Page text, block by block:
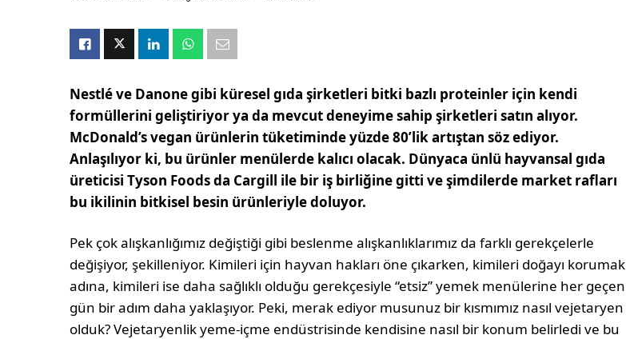
Nestlé ve Danone gibi küresel gıda şirketleri bitki bazlı proteinler için kendi
formüllerini geliştiriyor ya da mevcut deneyime sahip şirketleri satın alıyor.
McDonald’s vegan ürünlerin tüketiminde yüzde 80’lik artıştan söz ediyor.
Anlaşılıyor ki, bu ürünler menülerde kalıcı olacak. Dünyaca ünlü hayvansal gıda
üreticisi Tyson Foods da Cargill ile bir iş birliğine gitti ve şimdilerde market rafları
bu ikilinin bitkisel besin ürünleriyle doluyor.
Pek çok alışkanlığımız değiştiği gibi beslenme alışkanlıklarımız da farklı gerekçelerle
değişiyor, şekilleniyor. Kimileri için hayvan hakları öne çıkarken, kimileri doğayı korumak
adına, kimileri ise daha sağlıklı olduğu gerekçesiyle “etsiz” yemek menülerine her geçen
gün bir adım daha yaklaşıyor. Peki, merak ediyor musunuz bir kısmımız nasıl vejetaryen
olduk? Vejetaryenlik yeme-içme endüstrisinde kendisine nasıl bir konum belirledi ve bu